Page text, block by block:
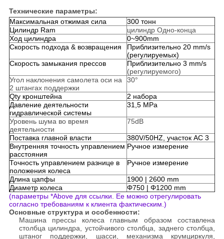
Технические параметры:
Максимальная отжимая сила
300 тонн
Цилиндр Ram
цилиндр Одно-конца
Ход цилиндра
0~900mm
Скорость подхода & возвращения
Приблизительно 20 mm/s
(регулируемых)
Скорость замыкания прессов
Приблизительно 3 mm/s
(регулируемого)
Угол наклонения самолета оси на
2 штангах поддержки
30°
Qty кронштейна
2 набора
Давление деятельности
гидравлической системы
31,5 MPa
Уровень шума во время
деятельности
75dB
Поставка главной власти
380V/50HZ, участок AC 3
Внутренняя точность управлением
расстояния
Ручное измерение
Точность управлением разнице в
положения колеса
Ручное измерение
Длина цапфы
1900 | 2600 mm
Диаметр колеса
Φ750 | Φ1200 mm
(параметры *Above для ссылки. Ее можно отрегулировать
согласно требованиям к клиента фактическим.)
Основные структура и особенности:
Машина прессы колеса главным образом составлена
столбца цилиндра, устойчивого столбца, заднего столбца,
штаног поддержки, шасси, механизма крумциркуля,